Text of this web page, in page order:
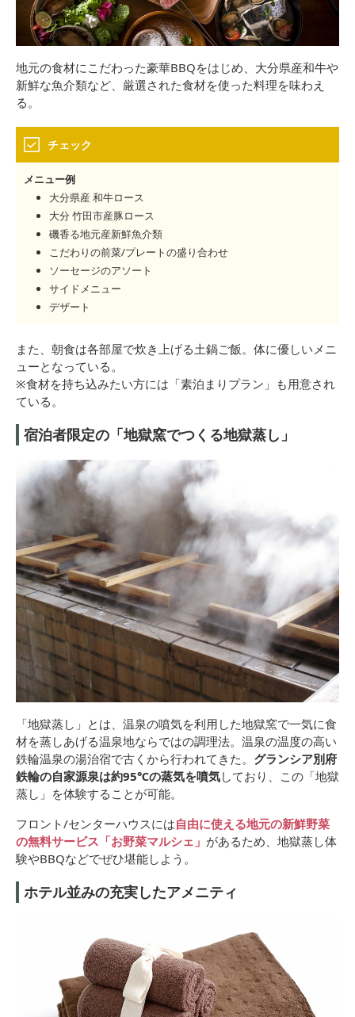
地元の食材にこだわった豪華BBQをはじめ、大分県産和牛や
新鮮な魚介類など、厳選された食材を使った料理を味わえ
る。
チェック
メニュー例
大分県産 和牛ロース
大分 竹田市産豚ロース
磯香る地元産新鮮魚介類
こだわりの前菜/プレートの盛り合わせ
ソーセージのアソート
サイドメニュー
デザート
また、朝食は各部屋で炊き上げる土鍋ご飯。体に優しいメニ
ューとなっている。
※食材を持ち込みたい方には「素泊まりプラン」も用意され
ている。
宿泊者限定の「地獄窯でつくる地獄蒸し」
「地獄蒸し」とは、温泉の噴気を利用した地獄窯で一気に食
材を蒸しあげる温泉地ならではの調理法。温泉の温度の高い
鉄輪温泉の湯治宿で古くから行われてきた。 グランシア別府
鉄輪の自家源泉は約95℃の蒸気を噴気しており、この「地獄
蒸し」を体験することが可能。
フロント/センターハウスには自由に使える地元の新鮮野菜
の無料サービス「お野菜マルシェ」 があるため、地獄蒸し体
験やBBQなどでぜひ堪能しよう。
ホテル並みの充実したアメニティ